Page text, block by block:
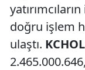
doğru işlem
ulaştı.